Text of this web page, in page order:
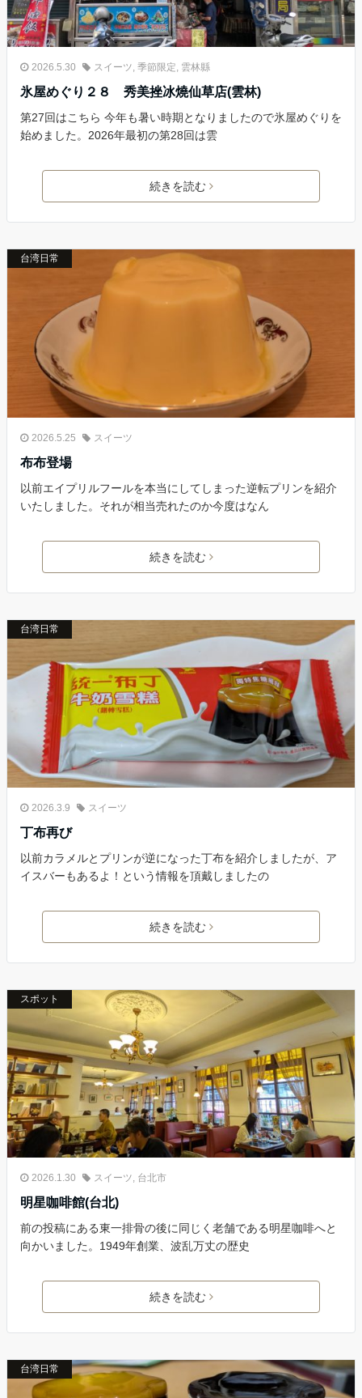
2026.5.30 スイーツ, 季節限定, 雲林縣
氷屋めぐり２８ 秀美挫冰燒仙草店(雲林)
第27回はこちら 今年も暑い時期となりましたので氷屋めぐりを
始めました。2026年最初の第28回は雲
続きを読む
台湾日常
2026.5.25 スイーツ
布布登場
以前エイプリルフールを本当にしてしまった逆転プリンを紹介
いたしました。それが相当売れたのか今度はなん
続きを読む
台湾日常
2026.3.9 スイーツ
丁布再び
以前カラメルとプリンが逆になった丁布を紹介しましたが、ア
イスバーもあるよ！という情報を頂戴しましたの
続きを読む
スポット
2026.1.30 スイーツ 台北市
明星咖啡館(台北)
前の投稿にある東一排骨の後に同じく老舗である明星咖啡へと
向かいました。1949年創業、波乱万丈の歴史
続きを読む
台湾日常